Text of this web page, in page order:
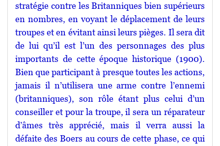
stratégie contre les Britanniques bien supérieurs
en nombres, en voyant le déplacement de leurs
troupes et en évitant ainsi leurs pièges. Il sera dit
de lui qu’il est l’un des personnages des plus
importants de cette époque historique (1900).
Bien que participant à presque toutes les actions,
jamais il n’utilisera une arme contre l’ennemi
(britanniques), son rôle étant plus celui d’un
conseiller et pour la troupe, il sera un réparateur
d’âmes très apprécié, mais il verra aussi la
défaite des Boers au cours de cette phase, ce qui